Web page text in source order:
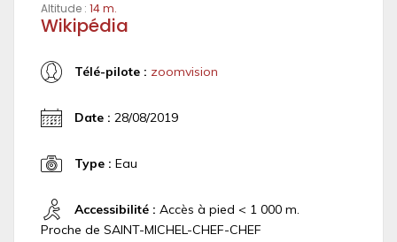
Altitude : 14 m.
Wikipédia
Télé-pilote : zoomvision
Date : 28/08/2019
Type : Eau
Accessibilité : Accès à pied < 1 000 m.
Proche de SAINT-MICHEL-CHEF-CHEF